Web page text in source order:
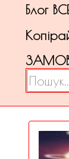
Блог
Пошук